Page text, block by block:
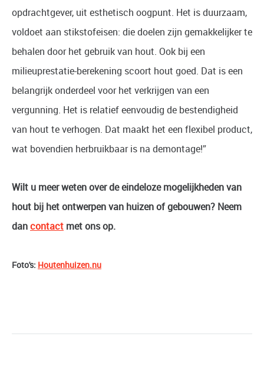
opdrachtgever, uit esthetisch oogpunt. Het is duurzaam,
voldoet aan stikstofeisen: die doelen zijn gemakkelijker te
behalen door het gebruik van hout. Ook bij een
milieuprestatie-berekening scoort hout goed. Dat is een
belangrijk onderdeel voor het verkrijgen van een
vergunning. Het is relatief eenvoudig de bestendigheid
van hout te verhogen. Dat maakt het een flexibel product,
wat bovendien herbruikbaar is na demontage!”
Wilt u meer weten over de eindeloze mogelijkheden van
hout bij het ontwerpen van huizen of gebouwen? Neem
dancontact met ons op.
Foto's: Houtenhuizen.nu